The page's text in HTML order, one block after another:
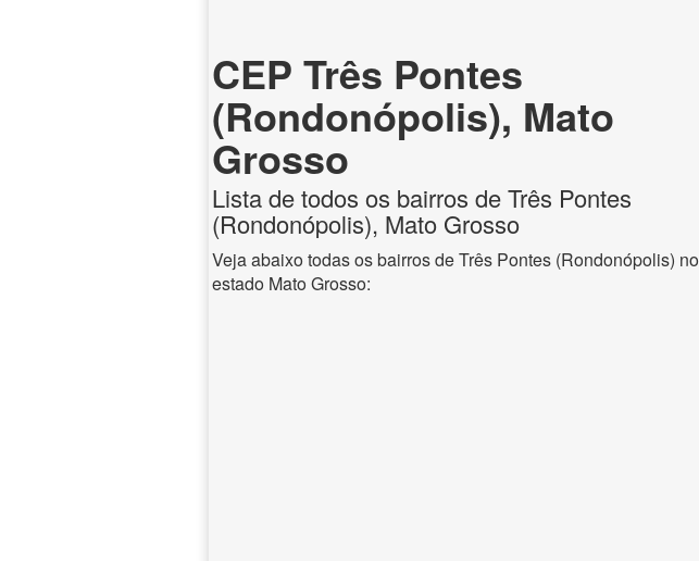
CEP Três Pontes
(Rondonópolis), Mato
Grosso
Lista de todos os bairros de Três Pontes
(Rondonópolis), Mato Grosso
Veja abaixo todas os bairros de Três Pontes (Rondonópolis) no
estado Mato Grosso: